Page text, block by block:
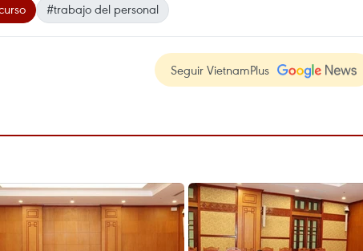
#trabajo del personal
Seguir VietnamPlus